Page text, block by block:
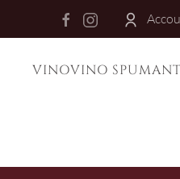
VINOVINO